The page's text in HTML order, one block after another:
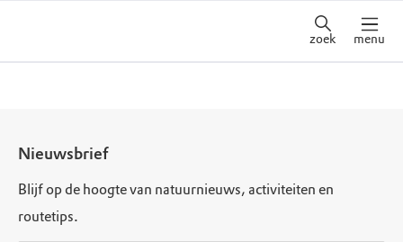
zoek menu
Nieuwsbrief
Blijf op de hoogte van natuurnieuws, activiteiten en
routetips.